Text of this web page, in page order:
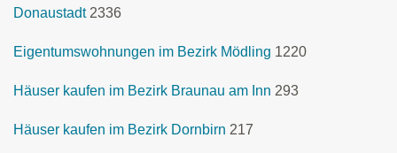
Donaustadt 2336
Eigentumswohnungen im Bezirk Mödling 1220
Häuser kaufen im Bezirk Braunau am Inn 293
Häuser kaufen im Bezirk Dornbirn 217